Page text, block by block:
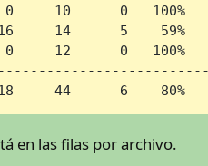
0     10      0   100%
14      5    59%
12      0   100%
44      6    80%
en las filas por archivo.